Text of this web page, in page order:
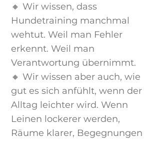
🔸 Wir wissen, dass
Hundetraining manchmal
wehtut. Weil man Fehler
erkennt. Weil man
Verantwortung übernimmt.
🔸 Wir wissen aber auch, wie
gut es sich anfühlt, wenn der
Alltag leichter wird. Wenn
Leinen lockerer werden,
Räume klarer, Begegnungen